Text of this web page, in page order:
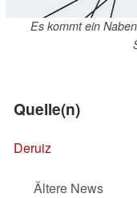
Es kommt ein
Quelle(n)
Deruiz
Ältere News